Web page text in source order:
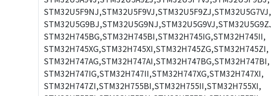
STM32U5F9NJ,STM32U5F9VJ,STM32U5F9ZJ,STM32U5G7VJ,
STM32H745BG,STM32H745BI,STM32H745IG,STM32H745II,
STM32H745XG,STM32H745XI,STM32H745ZG,STM32H745ZI,
STM32H747AG,STM32H747AI,STM32H747BG,STM32H747BI,
STM32H747IG,STM32H747II,STM32H747XG,STM32H747XI,
STM32H747ZI,STM32H755BI,STM32H755II,STM32H755XI,